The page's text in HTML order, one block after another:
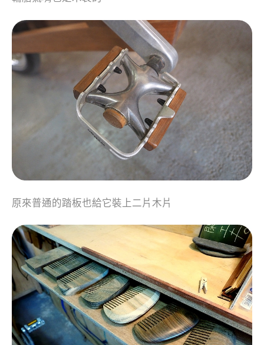
原來普通的踏板也給它裝上二片木片